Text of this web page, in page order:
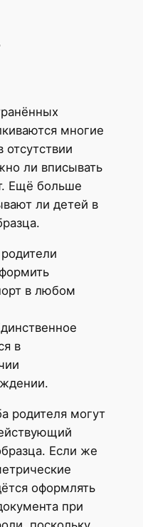
многие
отсутствии
ли вписывать
Ещё больше
ли детей в
в любом
в
родителя могут
Если же
оформлять
при